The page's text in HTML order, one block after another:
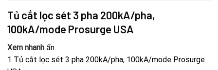
Tủ cắt lọc sét 3 pha 200kA/pha,
100kA/mode Prosurge USA
Xem nhanh ẩn
1 Tủ cắt lọc sét 3 pha 200kA/pha, 100kA/mode Prosurge